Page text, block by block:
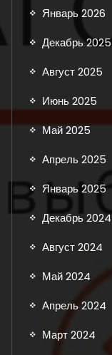
Январь 2026
Декабрь 2025
Август 2025
Июнь 2025
Май 2025
Апрель 2025
Январь 2025
Декабрь 2024
Август 2024
Май 2024
Апрель 2024
Март 2024